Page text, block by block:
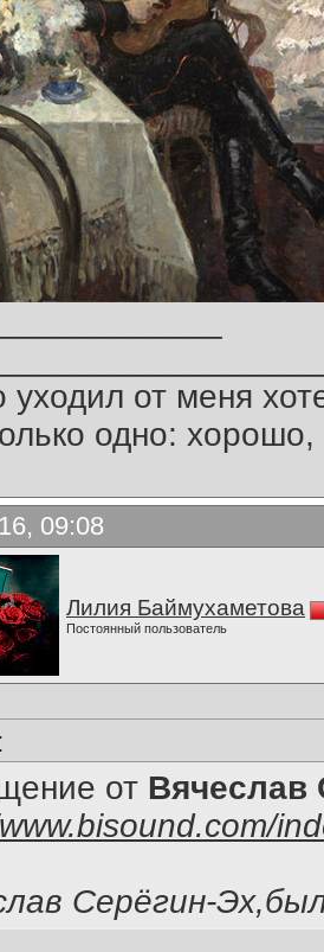
уходил от меня
одно:
09:08
Лилия Баймухаметова
Постоянный пользователь
от Вячеслав
Серёгин-